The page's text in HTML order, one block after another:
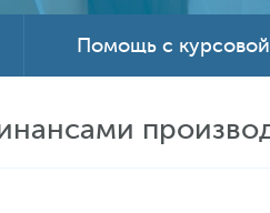
Помощь с курсовой